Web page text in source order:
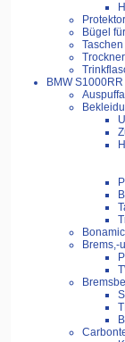
Bügel
Taschen
Trockner
BMW
Brems,-